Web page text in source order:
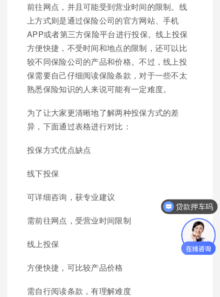
前往网点，并且可能受到营业时间的限制。线
上方式则是通过保险公司的官方网站、手机
APP或者第三方保险平台进行投保。线上投保
方便快捷，不受时间和地点的限制，还可以比
较不同保险公司的产品和价格。不过，线上投
保需要自己仔细阅读保险条款，对于一些不太
熟悉保险知识的人来说可能有一定难度。
为了让大家更清晰地了解两种投保方式的差
异，下面通过表格进行对比：
投保方式优点缺点
线下投保
可详细咨询，获专业建议
需前往网点，受营业时间限制
线上投保
方便快捷，可比较产品价格
需自行阅读条款，有理解难度
贷款押车吗